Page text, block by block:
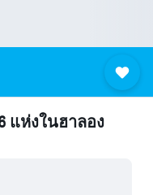
แห่งในฮาลอง